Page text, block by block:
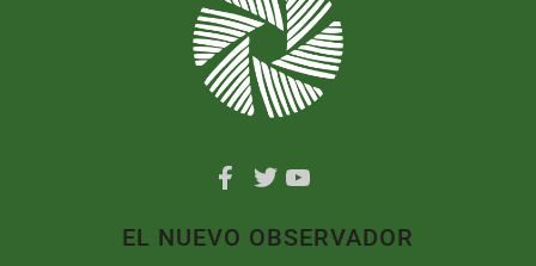
EL NUEVO OBSERVADOR